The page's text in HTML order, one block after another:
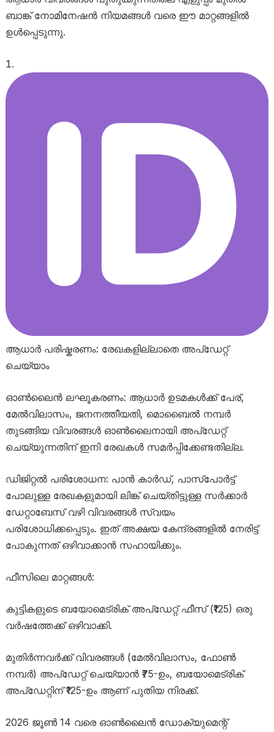
ബാങ്ക് നോമിനേഷൻ നിയമങ്ങൾ വരെ ഈ മാറ്റങ്ങളിൽ
ഉൾപ്പെടുന്നു.
ആധാർ പരിഷ്കരണം: രേഖകളില്ലാതെ അപ്ഡേറ്റ്
ചെയ്യാം
ഓൺലൈൻ ലഘൂകരണം: ആധാർ ഉടമകൾക്ക് പേര്,
മേൽവിലാസം, ജനനത്തീയതി, മൊബൈൽ നമ്പർ
തുടങ്ങിയ വിവരങ്ങൾ ഓൺലൈനായി അപ്ഡേറ്റ്
ചെയ്യുന്നതിന് ഇനി രേഖകൾ സമർപ്പിക്കേണ്ടതില്ല.
ഡിജിറ്റൽ പരിശോധന: പാൻ കാർഡ്, പാസ്‌പോർട്ട്
പോലുള്ള രേഖകളുമായി ലിങ്ക് ചെയ്തിട്ടുള്ള സർക്കാർ
ഡേറ്റാബേസ് വഴി വിവരങ്ങൾ സ്വയം
പരിശോധിക്കപ്പെടും. ഇത് അക്ഷയ കേന്ദ്രങ്ങളിൽ നേരിട്ട്
പോകുന്നത് ഒഴിവാക്കാൻ സഹായിക്കും.
ഫീസിലെ മാറ്റങ്ങൾ:
കുട്ടികളുടെ ബയോമെട്രിക് അപ്ഡേറ്റ് ഫീസ് (₹125) ഒരു
വർഷത്തേക്ക് ഒഴിവാക്കി.
മുതിർന്നവർക്ക് വിവരങ്ങൾ (മേൽവിലാസം, ഫോൺ
നമ്പർ) അപ്ഡേറ്റ് ചെയ്യാൻ ₹75-ഉം, ബയോമെട്രിക്
അപ്ഡേറ്റിന് ₹125-ഉം ആണ് പുതിയ നിരക്ക്.
2026 ജൂൺ 14 വരെ ഓൺലൈൻ ഡോക്യുമെന്റ്